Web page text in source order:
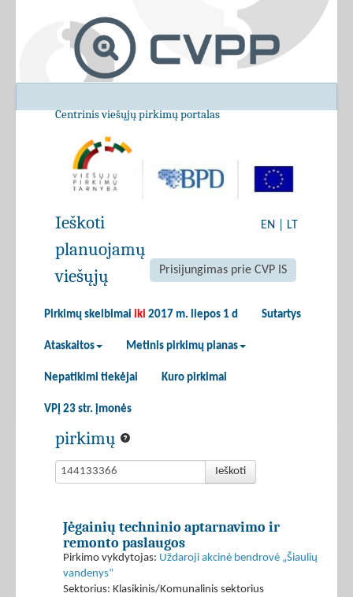
Centrinis viešųjų pirkimų portalas
EN LT
Prisijungimas prie CVP IS
Pirkimų skelbimai iki 2017 m. liepos 1 d Sutartys
Ataskaitos Metinis pirkimų planas
Nepatikimi tiekėjai Kuro pirkimai
VPĮ 23 str. įmonės
Ieškoti
planuojamų
viešųjų
pirkimų
Ieškoti
Jėgainių techninio aptarnavimo ir
remonto paslaugos
Pirkimo vykdytojas: Uždaroji akcinė bendrovė „Šiaulių
vandenys“
Sektorius: Klasikinis/Komunalinis sektorius